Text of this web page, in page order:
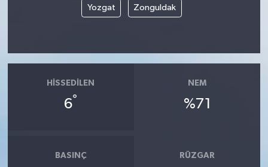
Yozgat Zonguldak
HISSEDILEN
6°
NEM
%71
BASINÇ RÜZGAR